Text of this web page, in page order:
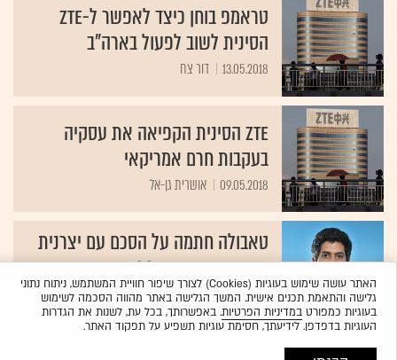
טראמפ בוחן כיצד לאפשר ל-ZTE
הסינית לשוב לפעול בארה"ב
13.05.2018 דור צח
ZTE הסינית הקפיאה את עסקיה
בעקבות חרם אמריקאי
09.05.2018 אושרית גן-אל
טאבולה חתמה על הסכם עם יצרנית
הסמארטפונים ZTE CORP
05.04.2018 ענת ביין-לובוביץ'
האתר עושה שימוש בעוגיות (Cookies) לצורך שיפור חוויית המשתמש, ניתוח נתוני
גלישה והתאמת תכנים אישית. המשך הגלישה באתר מהווה הסכמה לשימוש
בעוגיות כמפורטבמדיניות הפרטיות. באפשרותך, בכל עת, לשנות את הגדרות
העוגיות בדפדפן. לידיעתך, חסימת עוגיות תשפיע על תפקוד האתר.